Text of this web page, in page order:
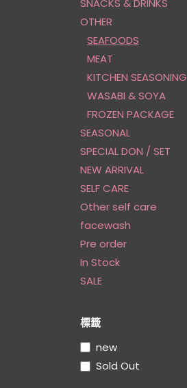
OTHER
SEAFOODS
MEAT
KITCHEN SEASONING
WASABI & SOYA
FROZEN PACKAGE
SEASONAL
SPECIAL DON / SET
NEW ARRIVAL
SELF CARE
Other self care
facewash
Pre order
In Stock
SALE
標籤
new
Sold Out